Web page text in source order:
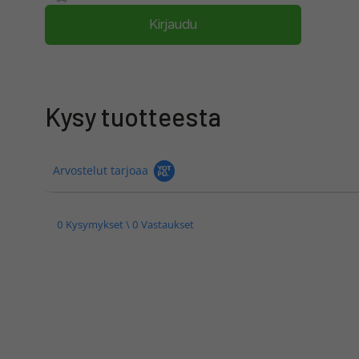
Kirjaudu
Kysy tuotteesta
Arvostelut tarjoaa
0 Kysymykset \ 0 Vastaukset